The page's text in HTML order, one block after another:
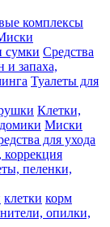
комплексы
сумки Средства
и запаха,
Туалеты для
Клетки,
Миски
для ухода
коррекция
пеленки,
клетки корм
опилки,